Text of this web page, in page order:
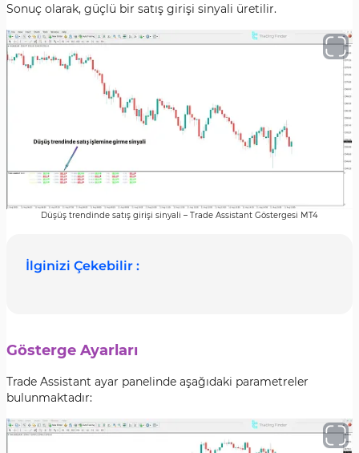
Sonuç olarak, güçlü bir satış girişi sinyali üretilir.
Düşüş trendinde satış girişi sinyali – Trade Assistant Göstergesi MT4
İlginizi Çekebilir :
Gösterge Ayarları
Trade Assistant ayar panelinde aşağıdaki parametreler
bulunmaktadır: